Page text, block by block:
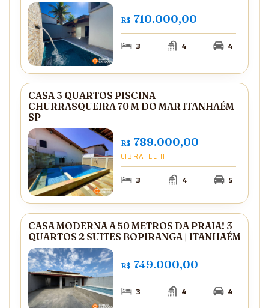
R$ 710.000,00
3 4 4
CASA 3 QUARTOS PISCINA
CHURRASQUEIRA 70 M DO MAR ITANHAÉM
SP
R$ 789.000,00
CIBRATEL II
3 4 5
CASA MODERNA A 50 METROS DA PRAIA! 3
QUARTOS 2 SUITES BOPIRANGA | ITANHAÉM
R$ 749.000,00
3 4 4